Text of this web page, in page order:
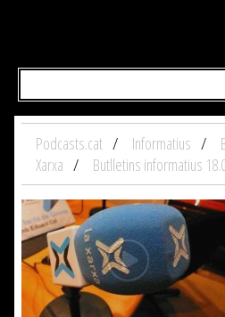
Podcasts.cat Informatius
Xarxa
Butlletins informatius